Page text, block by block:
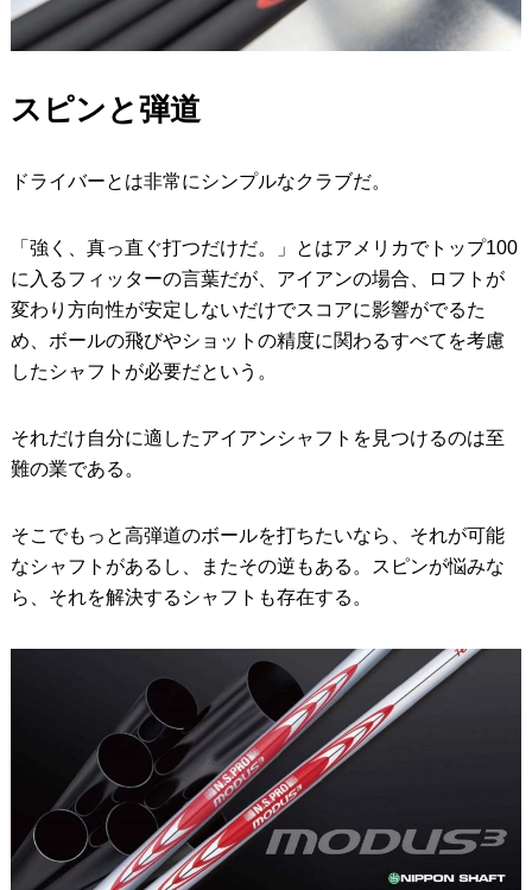
スピンと弾道
ドライバーとは非常にシンプルなクラブだ。
「強く、真っ直ぐ打つだけだ。」とはアメリカでトップ100
に入るフィッターの言葉だが、アイアンの場合、ロフトが
変わり方向性が安定しないだけでスコアに影響がでるた
め、ボールの飛びやショットの精度に関わるすべてを考慮
したシャフトが必要だという。
それだけ自分に適したアイアンシャフトを見つけるのは至
難の業である。
そこでもっと高弾道のボールを打ちたいなら、それが可能
なシャフトがあるし、またその逆もある。スピンが悩みな
ら、それを解決するシャフトも存在する。